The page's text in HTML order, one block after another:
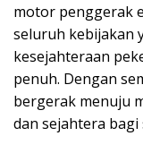
motor penggerak
seluruh kebijakan
kesejahteraan
penuh. Dengan
bergerak menuju
dan sejahtera